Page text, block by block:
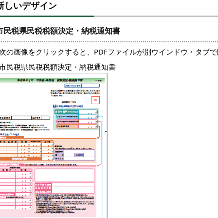
しいデザイン
民税県民税税額決定・納税通知書
の画像をクリックすると、PDFファイルが別ウインドウ・タブで
民税県民税税額決定・納税通知書